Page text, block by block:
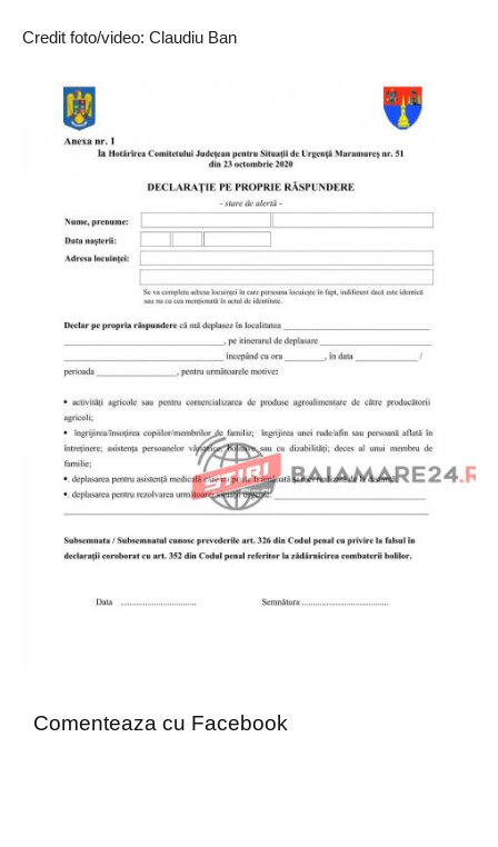
Credit foto/video: Claudiu Ban
Comenteaza cu Facebook